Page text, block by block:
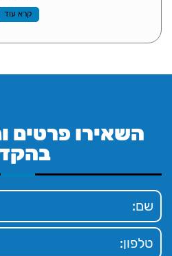
קרא עוד
השאירו פרטים